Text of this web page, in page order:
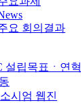
요 회의결과
설립목표ㆍ연혁
시엄 웹진